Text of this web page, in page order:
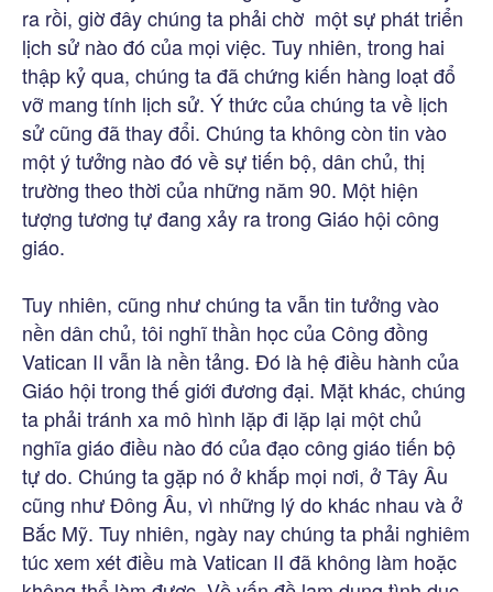
ra rồi, giờ đây chúng ta phải chờ một sự phát triển
lịch sử nào đó của mọi việc. Tuy nhiên, trong hai
thập kỷ qua, chúng ta đã chứng kiến hàng loạt đổ
vỡ mang tính lịch sử. Ý thức của chúng ta về lịch
sử cũng đã thay đổi. Chúng ta không còn tin vào
một ý tưởng nào đó về sự tiến bộ, dân chủ, thị
trường theo thời của những năm 90. Một hiện
tượng tương tự đang xảy ra trong Giáo hội công
giáo.
Tuy nhiên, cũng như chúng ta vẫn tin tưởng vào
nền dân chủ, tôi nghĩ thần học của Công đồng
Vatican II vẫn là nền tảng. Đó là hệ điều hành của
Giáo hội trong thế giới đương đại. Mặt khác, chúng
ta phải tránh xa mô hình lặp đi lặp lại một chủ
nghĩa giáo điều nào đó của đạo công giáo tiến bộ
tự do. Chúng ta gặp nó ở khắp mọi nơi, ở Tây Âu
cũng như Đông Âu, vì những lý do khác nhau và ở
Bắc Mỹ. Tuy nhiên, ngày nay chúng ta phải nghiêm
túc xem xét điều mà Vatican II đã không làm hoặc